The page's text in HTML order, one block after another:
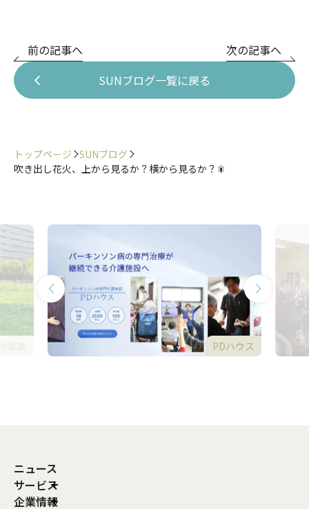
前の記事へ
SUNブログ一覧に戻る
次の記事へ
トップページ SUNブログ
吹き出し花火、上から見るか？横から見るか？🎇
PDハウス
ニュース
サービス
企業情報